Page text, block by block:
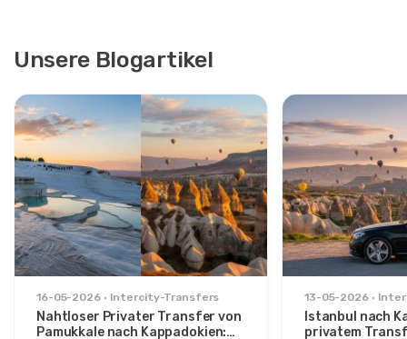
Unsere Blogartikel
16-05-2026 Intercity-Transfers
Nahtloser Privater Transfer von
Pamukkale nach Kappadokien:
13-05-2026
Istanbul nach
privatem